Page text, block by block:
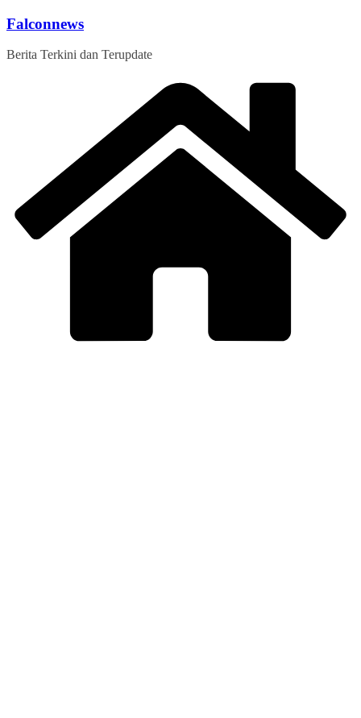
Skip
content
Falconnews
Berita Terkini dan Terupdate